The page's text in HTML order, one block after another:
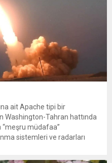
ait Apache tipi bir
Washington-Tahran hattında
“meşru müdafaa”
sistemleri ve radarları